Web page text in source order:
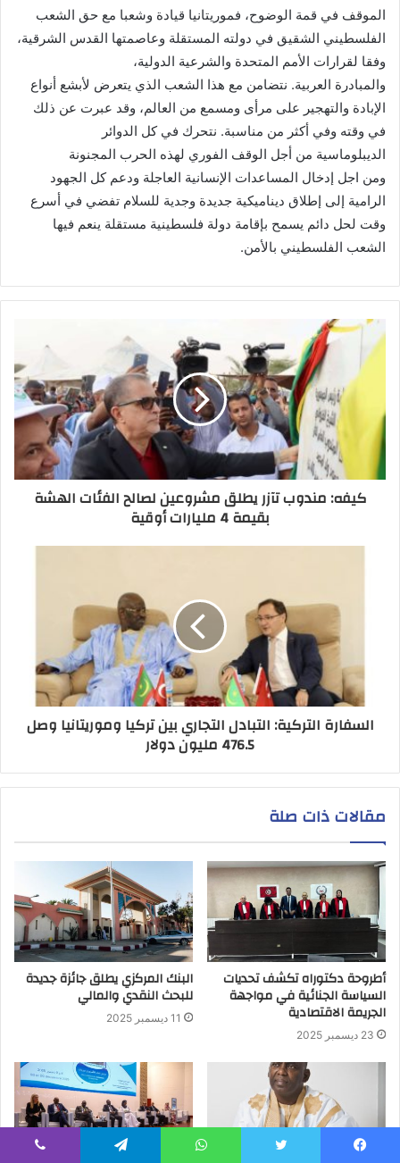
الموقف في قمة الوضوح، فموريتانيا قيادة وشعبا مع حق الشعب
الفلسطيني الشقيق في دولته المستقلة وعاصمتها القدس الشرقية،
وفقا لقرارات الأمم المتحدة والشرعية الدولية،
والمبادرة العربية. نتضامن مع هذا الشعب الذي يتعرض لأبشع أنواع
الإبادة والتهجير على مرأى ومسمع من العالم، وقد عبرت عن ذلك
في وقته وفي أكثر من مناسبة. نتحرك في كل الدوائر
الديبلوماسية من أجل الوقف الفوري لهذه الحرب المجنونة
ومن اجل إدخال المساعدات الإنسانية العاجلة ودعم كل الجهود
الرامية إلى إطلاق ديناميكية جديدة وجدية للسلام تفضي في أسرع
وقت لحل دائم يسمح بإقامة دولة فلسطينية مستقلة ينعم فيها
الشعب الفلسطيني بالأمن.
كيفه: مندوب تآزر يطلق مشروعين لصالح الفئات الهشة
بقيمة 4 مليارات أوقية
السفارة التركية: التبادل التجاري بين تركيا وموريتانيا وصل
476.5 مليون دولار
مقالات ذات صلة
أطروحة دكتوراه تكشف تحديات
السياسة الجنائية في مواجهة
الجريمة الاقتصادية
23 ديسمبر 2025
البنك المركزي يطلق جائزة جديدة
للبحث النقدي والمالي
11 ديسمبر 2025